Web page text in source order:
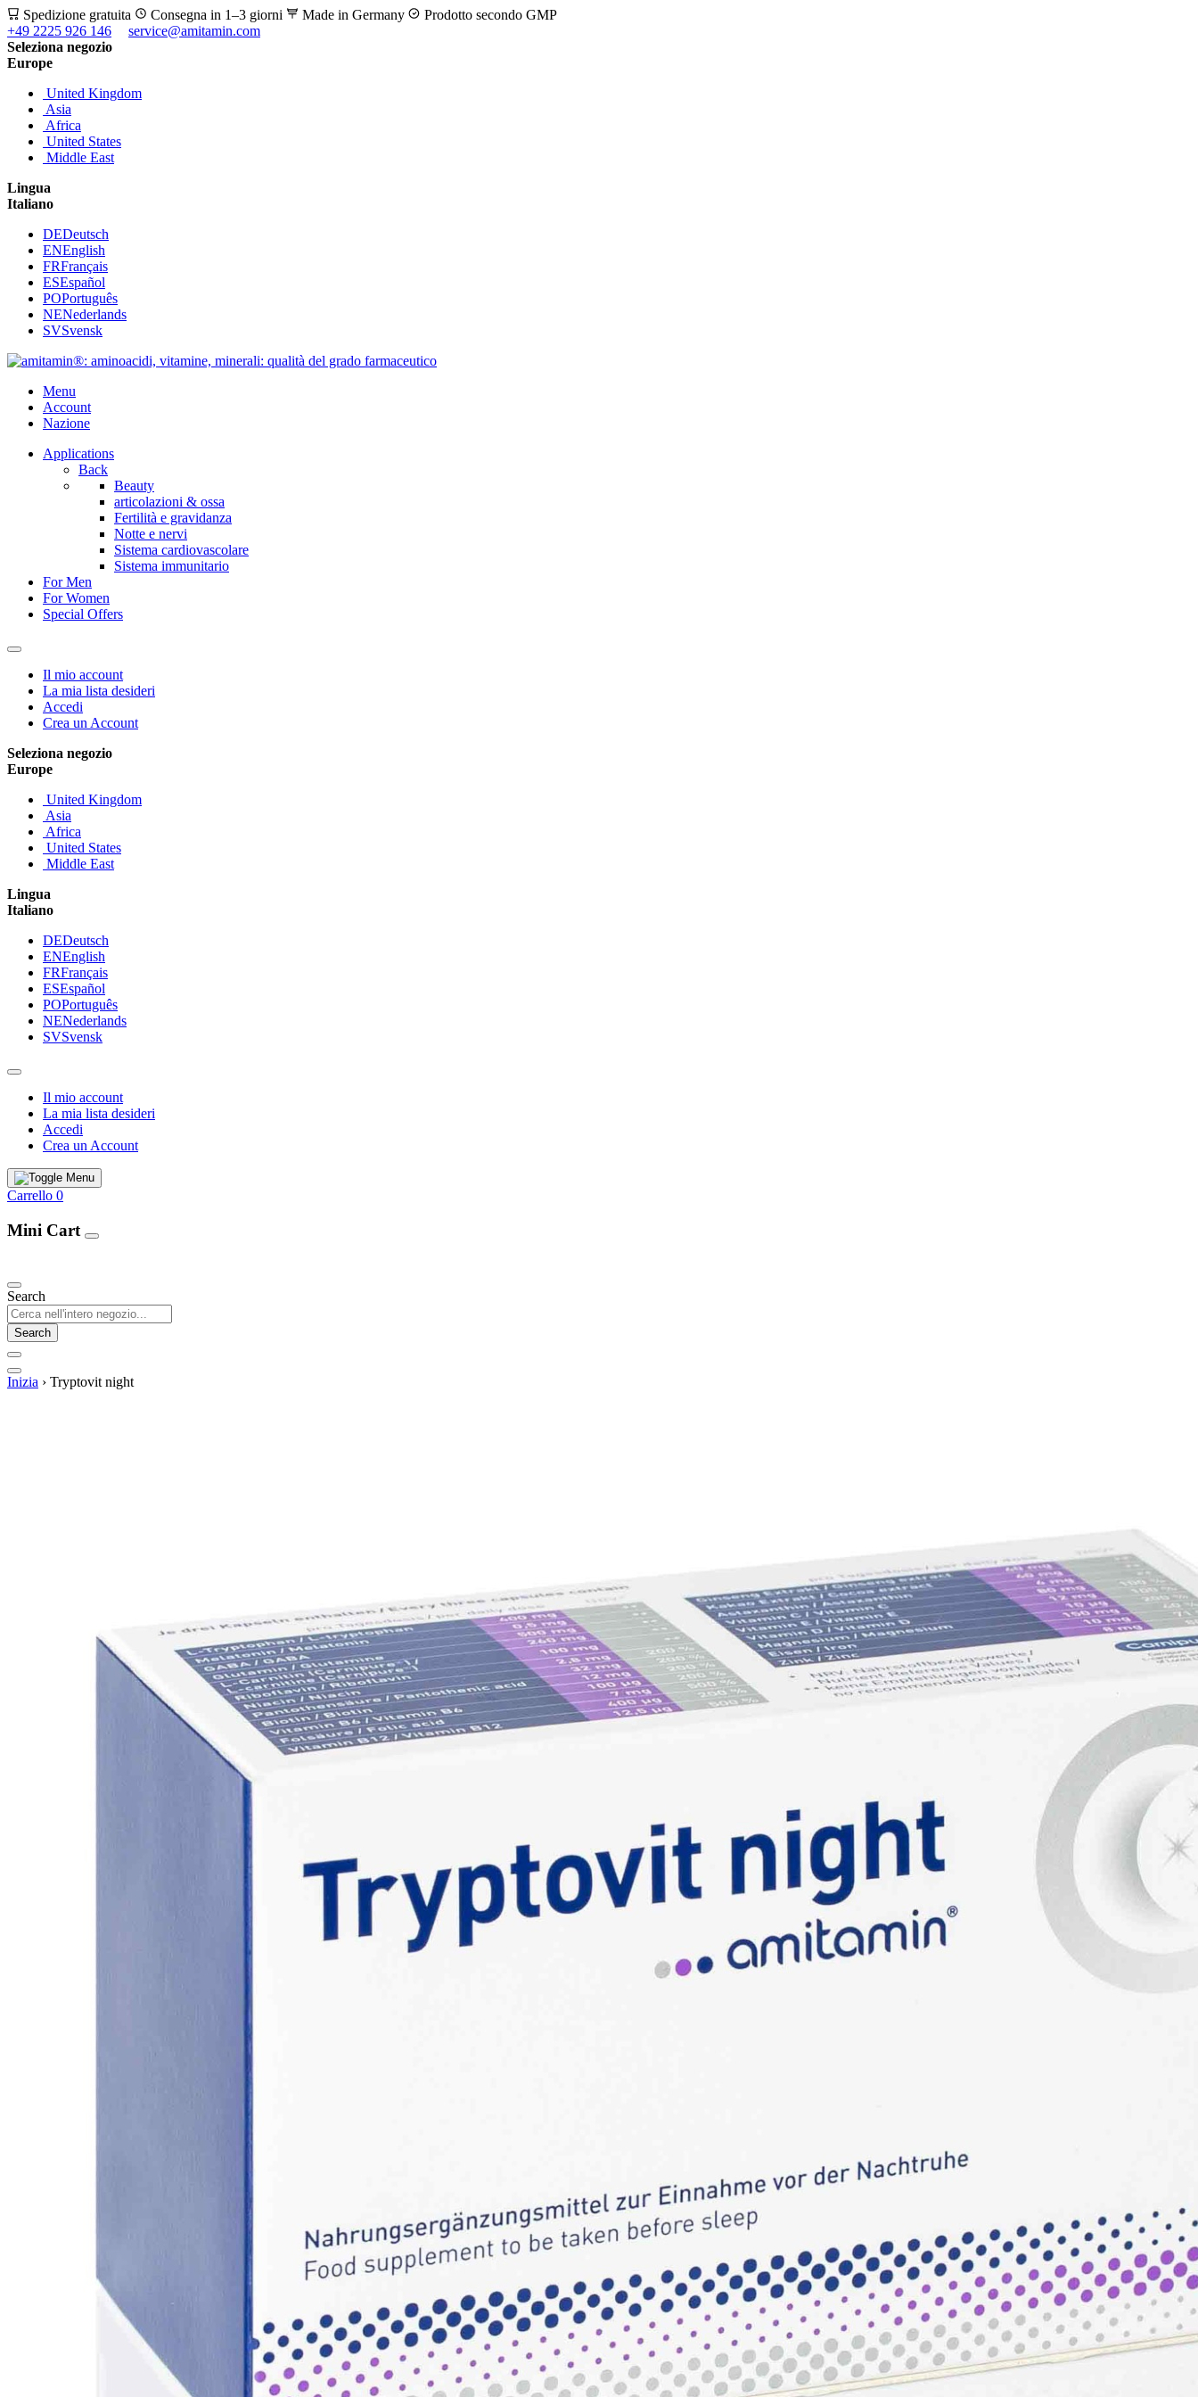
Spedizione gratuita Consegna in 1–3 giorni Made in Germany
Prodotto secondo GMP
+49 2225 926 146
service@amitamin.com
Seleziona negozio
Europe
United Kingdom
Asia
Africa
United States
Middle East
Lingua
Italiano
DEDeutsch
ENEnglish
FRFrançais
ESEspañol
POPortuguês
NENederlands
SVSvensk
Menu
Account
Nazione
Applications
Back
Beauty
articolazioni & ossa
Fertilità e gravidanza
Notte e nervi
Sistema cardiovascolare
Sistema immunitario
For Men
For Women
Special Offers
Il mio account
La mia lista desideri
Accedi
Crea un Account
Seleziona negozio
Europe
United Kingdom
Asia
Africa
United States
Middle East
Lingua
Italiano
DEDeutsch
ENEnglish
FRFrançais
ESEspañol
POPortuguês
NENederlands
SVSvensk
Il mio account
La mia lista desideri
Accedi
Crea un Account
Carrello 0
Mini Cart
Search
Search
Inizia › Tryptovit night